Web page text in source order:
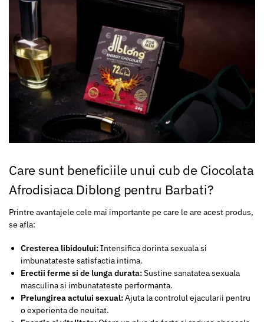
Care sunt beneficiile unui cub de Ciocolata
Afrodisiaca Diblong pentru Barbati?
Printre avantajele cele mai importante pe care le are acest produs,
se afla:
Cresterea libidoului:Intensifica dorinta sexuala si
imbunatateste satisfactia intima.
Erectii ferme si de lunga durata:Sustine sanatatea sexuala
masculina si imbunatateste performanta.
Prelungirea actului sexual:Ajuta la controlul ejacularii pentru
o experienta de neuitat.